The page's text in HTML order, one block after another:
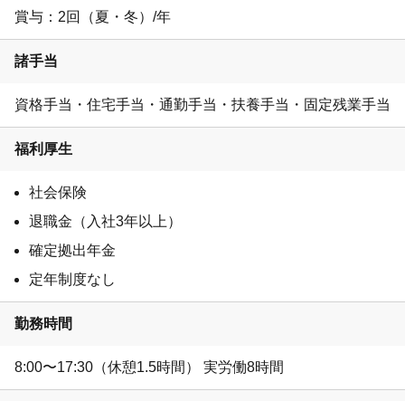
賞与：2回（夏・冬）/年
諸手当
資格手当・住宅手当・通勤手当・扶養手当・固定残業手当
福利厚生
社会保険
退職金（入社3年以上）
確定拠出年金
定年制度なし
勤務時間
8:00〜17:30（休憩1.5時間） 実労働8時間